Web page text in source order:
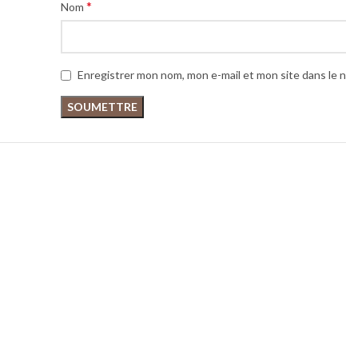
Nom *
Enregistrer mon nom, mon e-mail et mon site dans le